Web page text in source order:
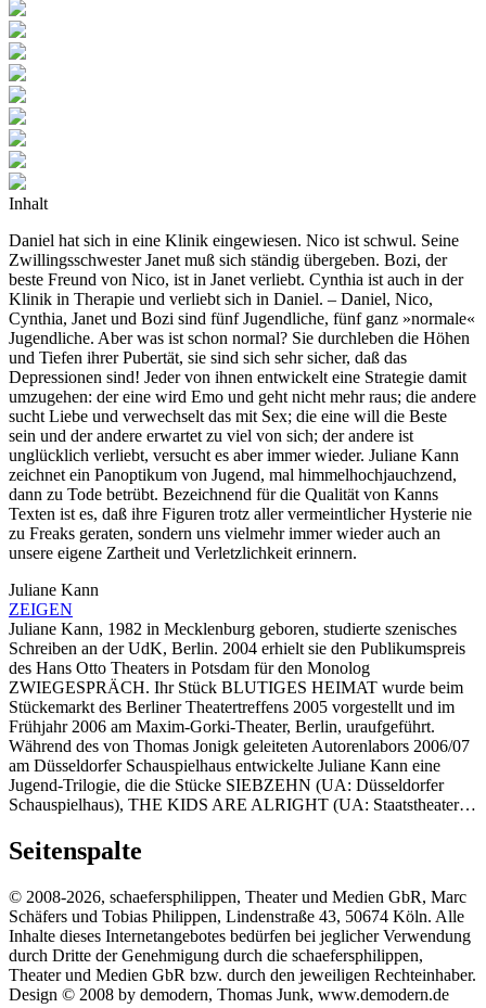
Inhalt
Daniel hat sich in eine Klinik eingewiesen. Nico ist schwul. Seine
Zwillingsschwester Janet muß sich ständig übergeben. Bozi, der
beste Freund von Nico, ist in Janet verliebt. Cynthia ist auch in der
Klinik in Therapie und verliebt sich in Daniel. – Daniel, Nico,
Cynthia, Janet und Bozi sind fünf Jugendliche, fünf ganz »normale«
Jugendliche. Aber was ist schon normal? Sie durchleben die Höhen
und Tiefen ihrer Pubertät, sie sind sich sehr sicher, daß das
Depressionen sind! Jeder von ihnen entwickelt eine Strategie damit
umzugehen: der eine wird Emo und geht nicht mehr raus; die andere
sucht Liebe und verwechselt das mit Sex; die eine will die Beste
sein und der andere erwartet zu viel von sich; der andere ist
unglücklich verliebt, versucht es aber immer wieder. Juliane Kann
zeichnet ein Panoptikum von Jugend, mal himmelhochjauchzend,
dann zu Tode betrübt. Bezeichnend für die Qualität von Kanns
Texten ist es, daß ihre Figuren trotz aller vermeintlicher Hysterie nie
zu Freaks geraten, sondern uns vielmehr immer wieder auch an
unsere eigene Zartheit und Verletzlichkeit erinnern.
Juliane Kann
ZEIGEN
Juliane Kann, 1982 in Mecklenburg geboren, studierte szenisches
Schreiben an der UdK, Berlin. 2004 erhielt sie den Publikumspreis
des Hans Otto Theaters in Potsdam für den Monolog
ZWIEGESPRÄCH. Ihr Stück BLUTIGES HEIMAT wurde beim
Stückemarkt des Berliner Theatertreffens 2005 vorgestellt und im
Frühjahr 2006 am Maxim-Gorki-Theater, Berlin, uraufgeführt.
Während des von Thomas Jonigk geleiteten Autorenlabors 2006/07
am Düsseldorfer Schauspielhaus entwickelte Juliane Kann eine
Jugend-Trilogie, die die Stücke SIEBZEHN (UA: Düsseldorfer
Schauspielhaus), THE KIDS ARE ALRIGHT (UA: Staatstheater…
Seitenspalte
© 2008-2026, schaefersphilippen, Theater und Medien GbR, Marc
Schäfers und Tobias Philippen, Lindenstraße 43, 50674 Köln. Alle
Inhalte dieses Internetangebotes bedürfen bei jeglicher Verwendung
durch Dritte der Genehmigung durch die schaefersphilippen,
Theater und Medien GbR bzw. durch den jeweiligen Rechteinhaber.
Design © 2008 by demodern, Thomas Junk, www.demodern.de